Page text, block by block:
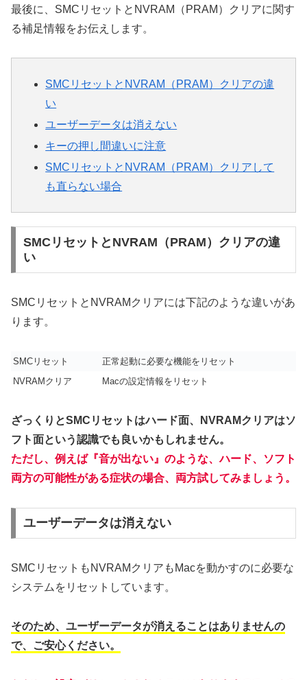
最後に、SMCリセットとNVRAM（PRAM）クリアに関す
る補足情報をお伝えします。
SMCリセットとNVRAM（PRAM）クリアの違
い
ユーザーデータは消えない
キーの押し間違いに注意
SMCリセットとNVRAM（PRAM）クリアして
も直らない場合
SMCリセットとNVRAM（PRAM）クリアの違
い
SMCリセットとNVRAMクリアには下記のような違いがあ
ります。
SMCリセット
正常起動に必要な機能をリセット
NVRAMクリア
Macの設定情報をリセット
ざっくりとSMCリセットはハード面、NVRAMクリアはソ
フト面という認識でも良いかもしれません。
ただし、例えば『音が出ない』のような、ハード、ソフト
両方の可能性がある症状の場合、両方試してみましょう。
ユーザーデータは消えない
SMCリセットもNVRAMクリアもMacを動かすのに必要な
システムをリセットしています。
そのため、ユーザーデータが消えることはありませんの
で、ご安心ください。